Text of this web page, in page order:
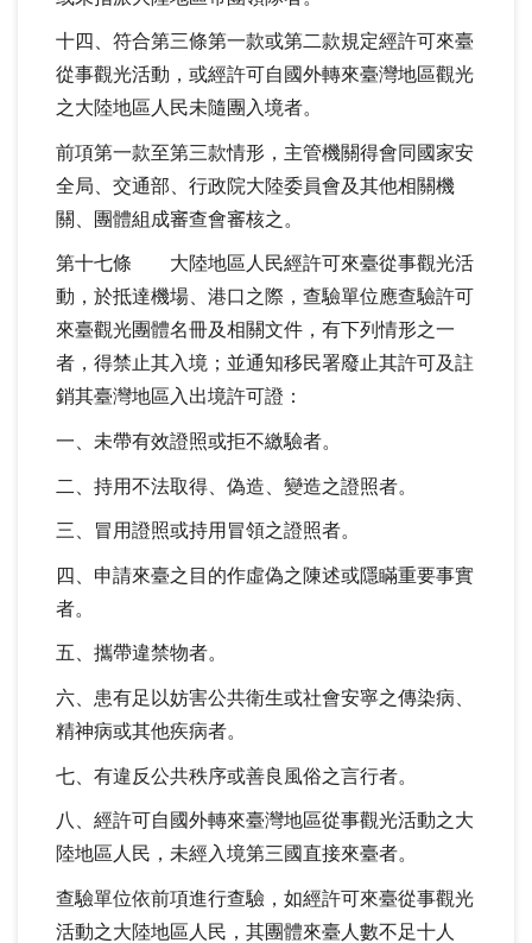
十四、符合第三條第一款或第二款規定經許可來臺
從事觀光活動，或經許可自國外轉來臺灣地區觀光
之大陸地區人民未隨團入境者。
前項第一款至第三款情形，主管機關得會同國家安
全局、交通部、行政院大陸委員會及其他相關機
關、團體組成審查會審核之。
第十七條 大陸地區人民經許可來臺從事觀光活
動，於抵達機場、港口之際，查驗單位應查驗許可
來臺觀光團體名冊及相關文件，有下列情形之一
者，得禁止其入境；並通知移民署廢止其許可及註
銷其臺灣地區入出境許可證：
一、未帶有效證照或拒不繳驗者。
二、持用不法取得、偽造、變造之證照者。
三、冒用證照或持用冒領之證照者。
四、申請來臺之目的作虛偽之陳述或隱瞞重要事實
者。
五、攜帶違禁物者。
六、患有足以妨害公共衛生或社會安寧之傳染病、
精神病或其他疾病者。
七、有違反公共秩序或善良風俗之言行者。
八、經許可自國外轉來臺灣地區從事觀光活動之大
陸地區人民，未經入境第三國直接來臺者。
查驗單位依前項進行查驗，如經許可來臺從事觀光
活動之大陸地區人民，其團體來臺人數不足十人